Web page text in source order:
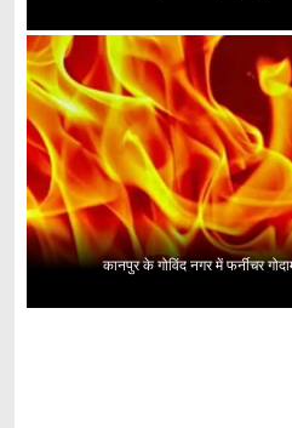
कानपुर के गोविंद नगर में फर्नीचर